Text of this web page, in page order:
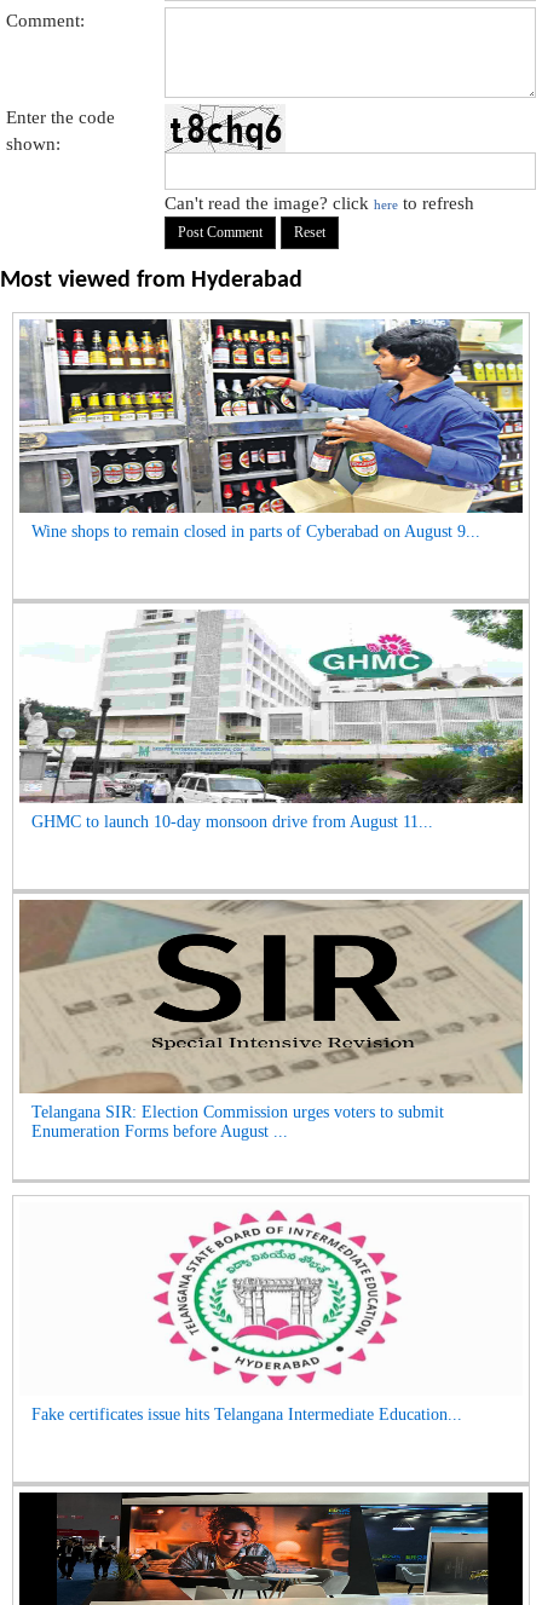
Comment:
Enter the code
shown:
Can't read the image? clickhere to refresh
Most viewed from Hyderabad
Wine shops to remain closed in parts of Cyberabad on August 9...
GHMC to launch 10-day monsoon drive from August 11...
Telangana SIR: Election Commission urges voters to submit
Enumeration Forms before August ...
Fake certificates issue hits Telangana Intermediate Education...